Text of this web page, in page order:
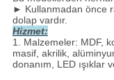
► Kullanmadan önce
dolap vardır.
Hizmet:
1. Malzemeler: MDF,
masif, akrilik,
donanım, LED ışıklar